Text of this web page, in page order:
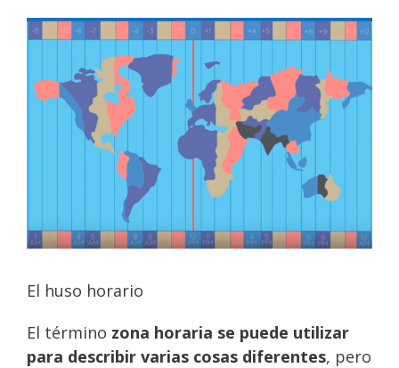
El huso horario
El término zona horaria se puede utilizar
para describir varias cosas diferentes, pero